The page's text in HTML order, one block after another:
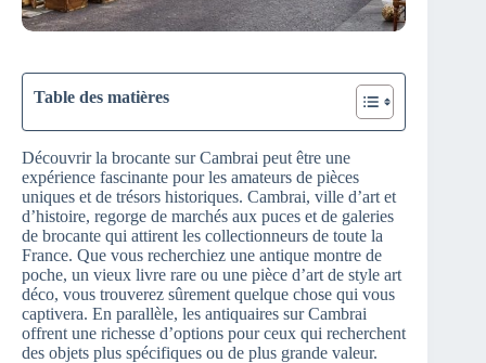
Table des matières
Découvrir la brocante sur Cambrai peut être une
expérience fascinante pour les amateurs de pièces
uniques et de trésors historiques. Cambrai, ville d’art et
d’histoire, regorge de marchés aux puces et de galeries
de brocante qui attirent les collectionneurs de toute la
France. Que vous recherchiez une antique montre de
poche, un vieux livre rare ou une pièce d’art de style art
déco, vous trouverez sûrement quelque chose qui vous
captivera. En parallèle, les antiquaires sur Cambrai
offrent une richesse d’options pour ceux qui recherchent
des objets plus spécifiques ou de plus grande valeur.